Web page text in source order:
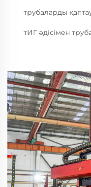
трубаларды
тИГ әдісімен